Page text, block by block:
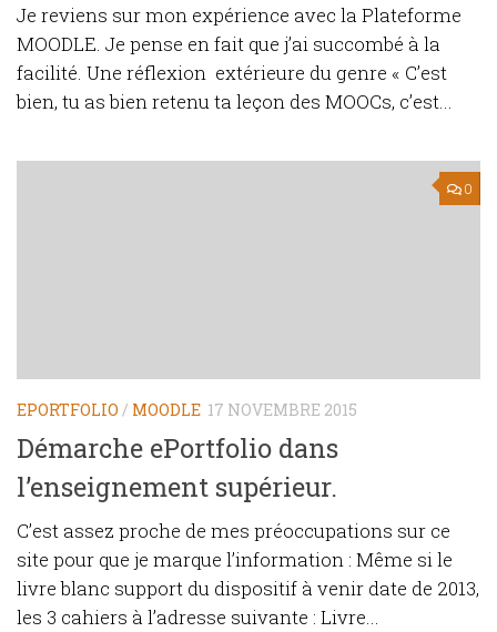
Je reviens sur mon expérience avec la Plateforme
MOODLE. Je pense en fait que j’ai succombé à la
facilité. Une réflexion extérieure du genre « C’est
bien, tu as bien retenu ta leçon des MOOCs, c’est...
0
EPORTFOLIO / MOODLE 17 NOVEMBRE 2015
Démarche ePortfolio dans
l’enseignement supérieur.
C’est assez proche de mes préoccupations sur ce
site pour que je marque l’information : Même si le
livre blanc support du dispositif à venir date de 2013,
les 3 cahiers à l’adresse suivante : Livre...